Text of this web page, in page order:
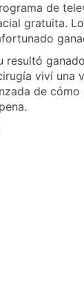
de
gratuita.
resultó
viví
de